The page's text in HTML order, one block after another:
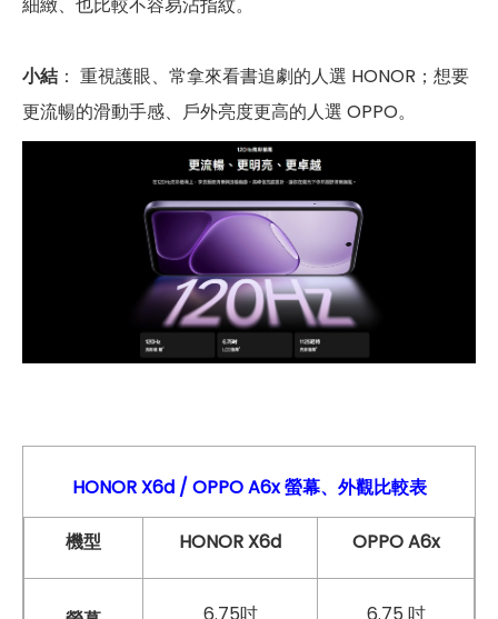
細緻、也比較不容易沾指紋。
小結 ： 重視護眼、常拿來看書追劇的人選 HONOR；想要
更流暢的滑動手感、戶外亮度更高的人選 OPPO。
HONOR X6d/ OPPO A6x螢幕、外觀比較表
機型 HONOR X6d OPPO A6x